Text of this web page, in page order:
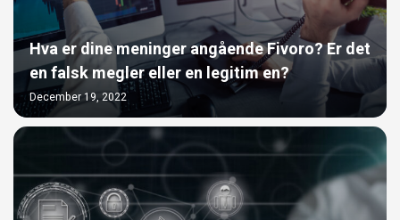
Hva er dine meninger angående Fivoro? Er det
en falsk megler eller en legitim en?
December 19, 2022